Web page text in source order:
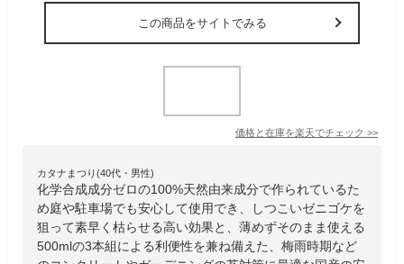
この商品をサイトでみる
価格と在庫を楽天でチェック >>
カタナまつり(40代・男性)
化学合成成分ゼロの100%天然由来成分で作られているた
め庭や駐車場でも安心して使用でき、しつこいゼニゴケを
狙って素早く枯らせる高い効果と、薄めずそのまま使える
500mlの3本組による利便性を兼ね備えた、梅雨時期など